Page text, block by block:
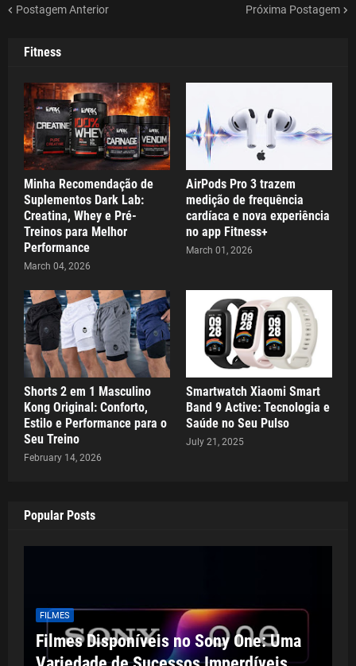
Postagem Anterior Próxima Postagem
Fitness
Minha Recomendação de
Suplementos Dark Lab:
Creatina, Whey e Pré-
Treinos para Melhor
Performance
March 04, 2026
AirPods Pro 3 trazem
medição de frequência
cardíaca e nova experiência
no app Fitness+
March 01, 2026
Shorts 2 em 1 Masculino
Kong Original: Conforto,
Estilo e Performance para o
Seu Treino
February 14, 2026
Smartwatch Xiaomi Smart
Band 9 Active: Tecnologia e
Saúde no Seu Pulso
July 21, 2025
Popular Posts
FILMES
Filmes Disponíveis no Sony One: Uma